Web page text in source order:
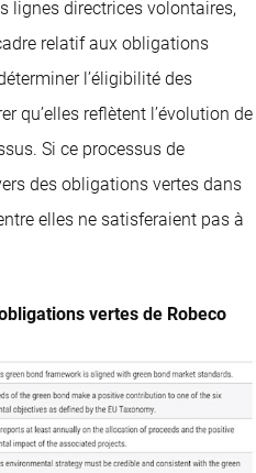
lignes directrices volontaires,
relatif aux obligations
l’éligibilité des
qu’elles reflètent l’évolution de
Si ce processus de
des obligations vertes dans
elles ne satisferaient pas à
vertes de Robeco